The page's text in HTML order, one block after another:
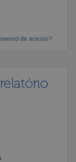
de acesso?